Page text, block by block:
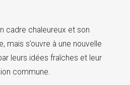
cadre chaleureux et son
mais s’ouvre à une nouvelle
leurs idées fraîches et leur
commune.